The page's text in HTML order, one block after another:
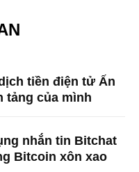
tiền điện tử Ấn
tảng của mình
nhắn tin Bitchat
Bitcoin xôn xao